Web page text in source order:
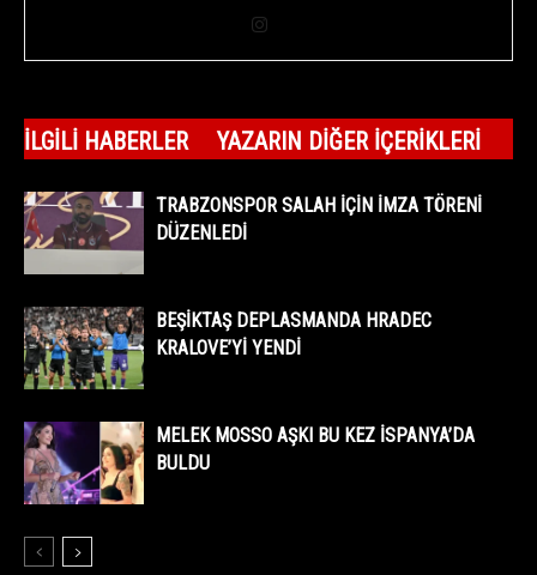
İLGILI HABERLER YAZARIN DIĞER İÇERIKLERI
TRABZONSPOR SALAH İÇİN İMZA TÖRENİ
DÜZENLEDİ
BEŞİKTAŞ DEPLASMANDA HRADEC
KRALOVE’Yİ YENDİ
MELEK MOSSO AŞKI BU KEZ İSPANYA’DA
BULDU